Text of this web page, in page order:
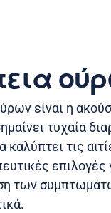
είναι η
τυχαία
καλύπτει τις
επιλογές
των